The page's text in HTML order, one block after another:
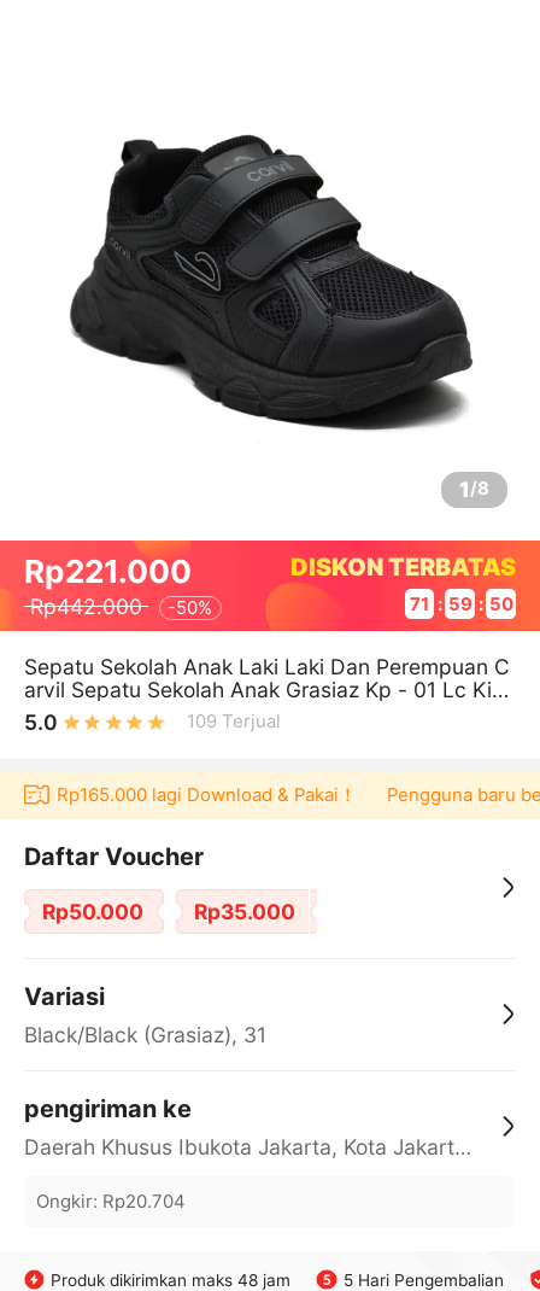
1/8
Rp221.000
Rp442.000 -50%
DISKON TERBATAS
71 : 59 : 49
Sepatu Sekolah Anak Laki Laki Dan Perempuan C
arvil Sepatu Sekolah Anak Grasiaz Kp - 01 Lc Kids
Shoes Sepatu Anak Sekolah
5.0 109 Terjual
Rp165.000 lagi Download & Pakai！ Pengguna baru
Daftar Voucher
Rp50.000 Rp35.000
Variasi
Black/Black (Grasiaz), 31
pengiriman ke
Daerah Khusus Ibukota Jakarta, Kota Jakarta Barat, Cengkareng, yy
Ongkir: Rp20.704
Produk dikirimkan maks 48 jam 5 Hari Pengembalian